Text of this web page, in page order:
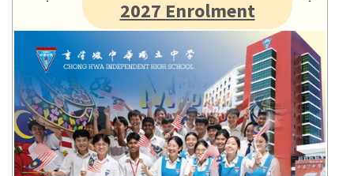
2027 Enrolment